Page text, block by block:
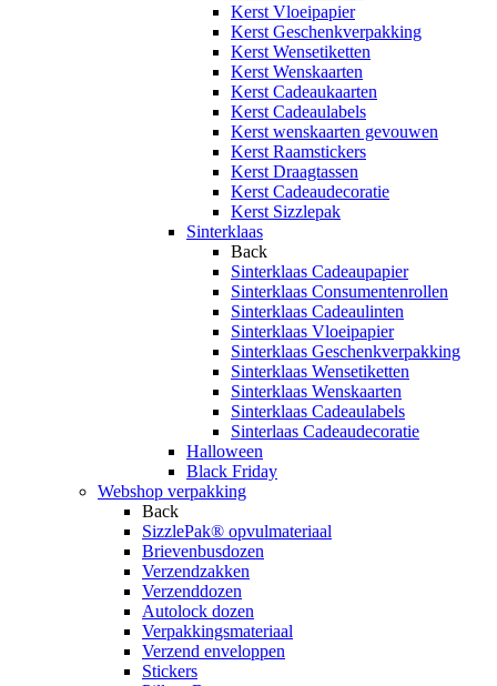
Kerst Vloeipapier
Kerst Geschenkverpakking
Kerst Wensetiketten
Kerst Wenskaarten
Kerst Cadeaukaarten
Kerst Cadeaulabels
Kerst wenskaarten gevouwen
Kerst Raamstickers
Kerst Draagtassen
Kerst Cadeaudecoratie
Kerst Sizzlepak
Sinterklaas
Back
Sinterklaas Cadeaupapier
Sinterklaas Consumentenrollen
Sinterklaas Cadeaulinten
Sinterklaas Vloeipapier
Sinterklaas Geschenkverpakking
Sinterklaas Wensetiketten
Sinterklaas Wenskaarten
Sinterklaas Cadeaulabels
Sinterlaas Cadeaudecoratie
Halloween
Black Friday
Webshop verpakking
Back
SizzlePak® opvulmateriaal
Brievenbusdozen
Verzendzakken
Verzenddozen
Autolock dozen
Verpakkingsmateriaal
Verzend enveloppen
Stickers